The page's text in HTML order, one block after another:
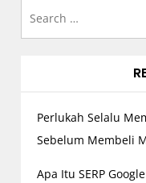
v
i
i
o
n
Perlukah Selalu
Sebelum Membeli
Apa Itu SERP